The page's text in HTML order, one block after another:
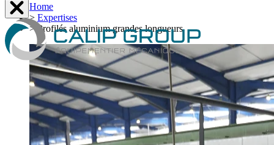
Home
> Expertises
> Profilés aluminium grandes longueurs